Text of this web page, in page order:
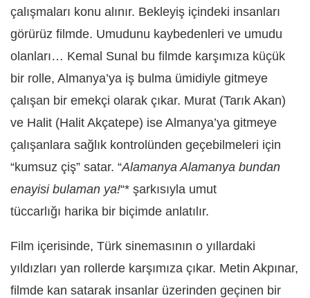
çalışmaları konu alınır. Bekleyiş içindeki insanları
görürüz filmde. Umudunu kaybedenleri ve umudu
olanları… Kemal Sunal bu filmde karşımıza küçük
bir rolle, Almanya’ya iş bulma ümidiyle gitmeye
çalışan bir emekçi olarak çıkar. Murat (Tarık Akan)
ve Halit (Halit Akçatepe) ise Almanya’ya gitmeye
çalışanlara sağlık kontrolünden geçebilmeleri için
“kumsuz çiş” satar. “Alamanya Alamanya bundan
enayisi bulaman ya!“* şarkısıyla umut
tüccarlığı harika bir biçimde anlatılır.
Film içerisinde, Türk sinemasının o yıllardaki
yıldızları yan rollerde karşımıza çıkar. Metin Akpınar,
filmde kan satarak insanlar üzerinden geçinen bir